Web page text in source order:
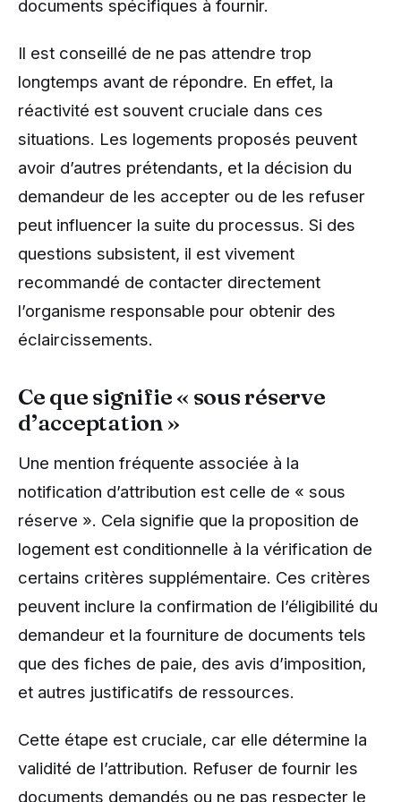
documents spécifiques à fournir.
Il est conseillé de ne pas attendre trop
longtemps avant de répondre. En effet, la
réactivité est souvent cruciale dans ces
situations. Les logements proposés peuvent
avoir d’autres prétendants, et la décision du
demandeur de les accepter ou de les refuser
peut influencer la suite du processus. Si des
questions subsistent, il est vivement
recommandé de contacter directement
l’organisme responsable pour obtenir des
éclaircissements.
Ce que signifie « sous réserve
d’acceptation »
Une mention fréquente associée à la
notification d’attribution est celle de « sous
réserve ». Cela signifie que la proposition de
logement est conditionnelle à la vérification de
certains critères supplémentaire. Ces critères
peuvent inclure la confirmation de l’éligibilité du
demandeur et la fourniture de documents tels
que des fiches de paie, des avis d’imposition,
et autres justificatifs de ressources.
Cette étape est cruciale, car elle détermine la
validité de l’attribution. Refuser de fournir les
documents demandés ou ne pas respecter le